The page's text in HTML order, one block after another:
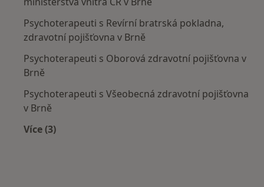
Psychoterapeuti s Revírní bratrská pokladna,
zdravotní pojišťovna v Brně
Psychoterapeuti s Oborová zdravotní pojišťovna v
Brně
Psychoterapeuti s Všeobecná zdravotní pojišťovna
v Brně
Více (3)